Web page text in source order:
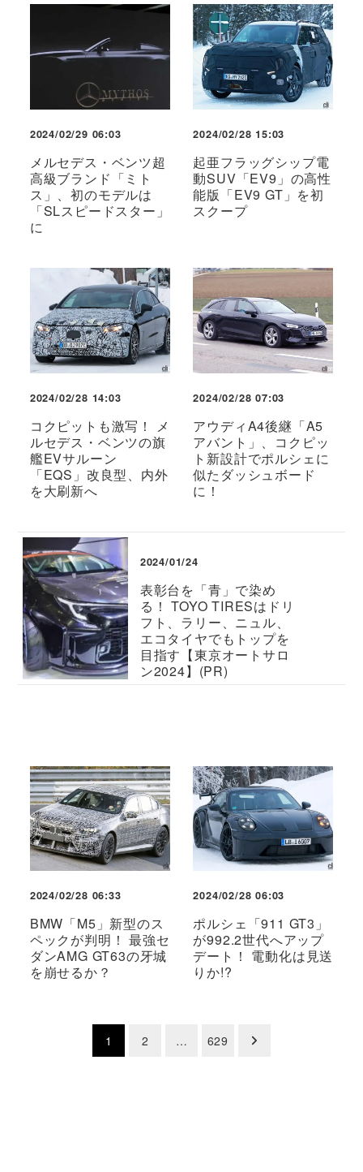
2024/02/29 06:03
メルセデス・ベンツ超
高級ブランド「ミト
ス」、初のモデルは
「SLスピードスター」
に
2024/02/28 15:03
起亜フラッグシップ電
動SUV「EV9」の高性
能版「EV9 GT」を初
スクープ
2024/02/28 14:03
コクピットも激写！ メ
ルセデス・ベンツの旗
艦EVサルーン
「EQS」改良型、内外
を大刷新へ
2024/02/28 07:03
アウディA4後継「A5
アバント」、コクピッ
ト新設計でポルシェに
似たダッシュボード
に！
2024/01/24
表彰台を「青」で染め
る！ TOYO TIRESはドリ
フト、ラリー、ニュル、
エコタイヤでもトップを
目指す【東京オートサロ
ン2024】(PR)
2024/02/28 06:33
BMW「M5」新型のス
ペックが判明！ 最強セ
ダンAMG GT63の牙城
を崩せるか？
2024/02/28 06:03
ポルシェ「911 GT3」
が992.2世代へアップ
デート！ 電動化は見送
りか!?
1 2 … 629